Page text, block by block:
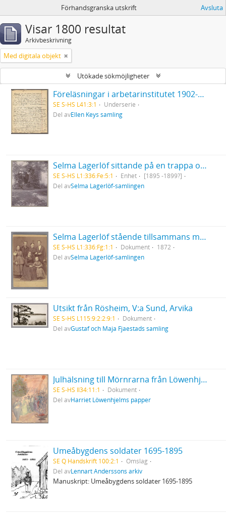
Förhandsgranska utskrift Avsluta
Visar 1800 resultat
Arkivbeskrivning
Med digitala objekt
Utökade sökmöjligheter
Föreläsningar i arbetarinstitutet 1902-03. Det europeiska inflytandet på den svenska litteraturen. [Betecknad II. Medeltid och renässans].
SE S-HS L41:3:1
Underserie
Del avEllen Keys samling
Selma Lagerlöf sittande på en trappa omgiven av grönska på Nääs
SE S-HS L1:336:Fe:5:1 Enhet
[1895 -1899?]
Del avSelma Lagerlöf-samlingen
Selma Lagerlöf stående tillsammans med sin mor och sina syskon
SE S-HS L1:336:Fg:1:1 Dokument
1872
Del avSelma Lagerlöf-samlingen
Utsikt från Rösheim, V:a Sund, Arvika
SE S-HS L115:9:2:2:9:1
Dokument
Del avGustaf och Maja Fjaestads samling
Julhälsning till Mörnrarna från Löwenhjelmarna
SE S-HS Il34:11:1
Dokument
Del avHarriet Löwenhjelms papper
Umeåbygdens soldater 1695-1895
SE Q Handskrift 100:2:1
Omslag
Del avLennart Anderssons arkiv
Manuskript: Umeåbygdens soldater 1695-1895